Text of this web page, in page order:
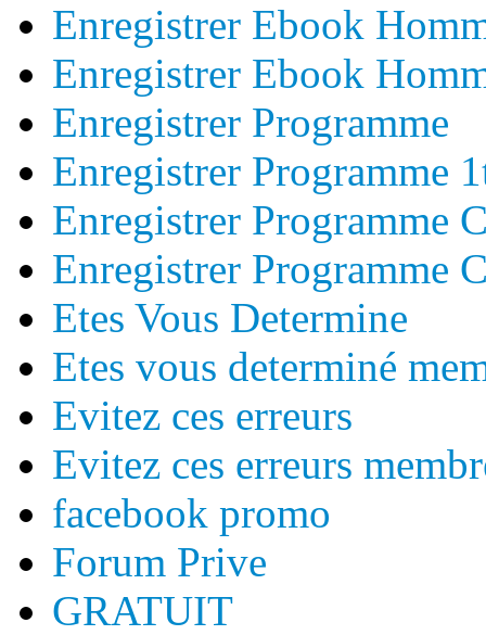
Enregistrer Ebook
Enregistrer Ebook
Enregistrer Programme
Enregistrer Programme
Enregistrer Programme
Enregistrer Programme
Etes Vous Determine
Etes vous determiné
Evitez ces erreurs
Evitez ces erreurs
facebook promo
Forum Prive
GRATUIT